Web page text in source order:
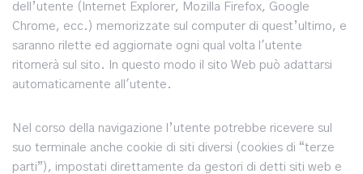
dell’utente (Internet Explorer, Mozilla Firefox, Google
Chrome, ecc.) memorizzate sul computer di quest’ultimo, e
saranno rilette ed aggiornate ogni qual volta l'utente
ritornerà sul sito. In questo modo il sito Web può adattarsi
automaticamente all'utente.
Nel corso della navigazione l’utente potrebbe ricevere sul
suo terminale anche cookie di siti diversi (cookies di “terze
parti”), impostati direttamente da gestori di detti siti web e